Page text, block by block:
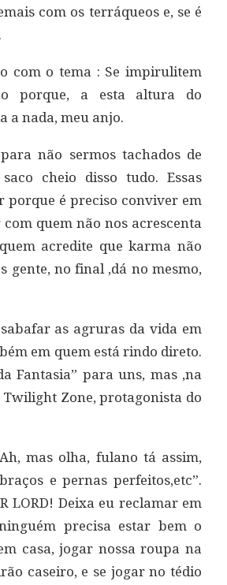
com os terráqueos e, se é
com o tema : Se impirulitem
porque, a esta altura do
a nada, meu anjo.
não sermos tachados de
cheio disso tudo. Essas
porque é preciso conviver em
quem não nos acrescenta
acredite que karma não
gente, no final ,dá no mesmo,
as agruras da vida em
em quem está rindo direto.
Fantasia” para uns, mas ,na
Zone, protagonista do
mas olha, fulano tá assim,
e pernas perfeitos,etc”.
LORD! Deixa eu reclamar em
precisa estar bem o
casa, jogar nossa roupa na
caseiro, e se jogar no tédio